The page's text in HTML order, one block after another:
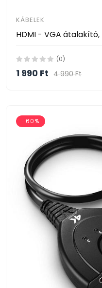
KÁBELEK
HDMI - VGA
(0)
1 990 Ft 4 990 Ft
-60%